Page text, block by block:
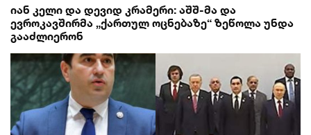
იან კელი და დევიდ კრამერი: აშშ-მა და
ევროკავშირმა „ქართულ ოცნებაზე“ ზეწოლა უნდა
გააძლიერონ